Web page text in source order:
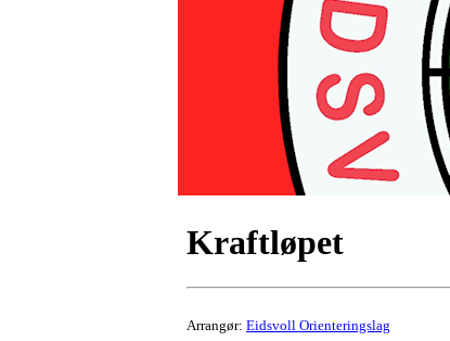
Kraftløpet
Arrangør: Eidsvoll Orienteringslag